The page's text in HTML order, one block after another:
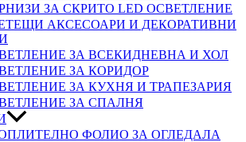
ЗА СКРИТО LED ОСВЕТЛЕНИЕ
АКСЕСОАРИ И ДЕКОРАТИВНИ
ЗА ВСЕКИДНЕВНА И ХОЛ
ЗА КОРИДОР
ЗА КУХНЯ И ТРАПЕЗАРИЯ
ЗА СПАЛНЯ
ФОЛИО ЗА ОГЛЕДАЛА